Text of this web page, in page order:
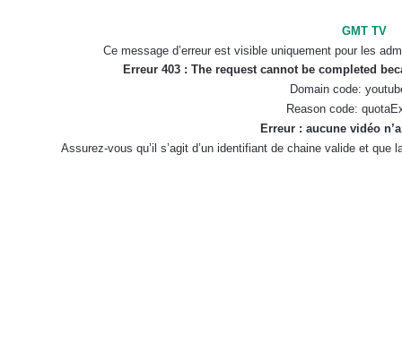
GMT TV
Ce message d’erreur est visible uniquement pour les
Erreur 403 : The request cannot be completed
Domain code:
Reason code:
Erreur : aucune vidéo
Assurez-vous qu’il s’agit d’un identifiant de chaine valide et